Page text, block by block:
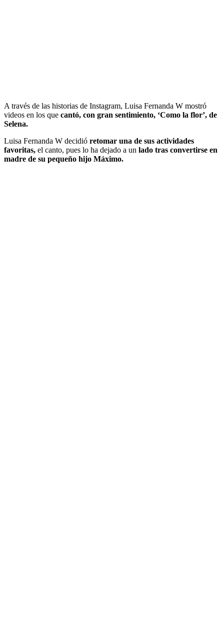
A través de las historias de Instagram, Luisa Fernanda W mostró
videos en los que cantó, con gran sentimiento, ‘Como la flor’, de
Selena.
Luisa Fernanda W decidió retomar una de sus actividades
favoritas, el canto, pues lo ha dejado a un lado tras convertirse en
madre de su pequeño hijo Máximo.